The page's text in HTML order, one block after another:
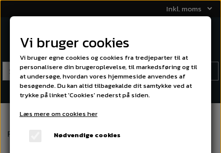
Forside Mærker Audiofrog
Vi bruger cookies
Vi bruger egne cookies og cookies fra tredjeparter til at
personalisere din brugeroplevelse, til markedsføring og til
at undersøge, hvordan vores hjemmeside anvendes af
besøgende. Du kan altid tilbagekalde dit samtykke ved at
trykke på linket 'Cookies' nederst på siden.
Læs mere om cookies her
Nødvendige cookies